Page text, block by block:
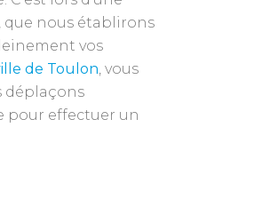
que nous établirons
vos
de Toulon, vous
déplaçons
pour effectuer un